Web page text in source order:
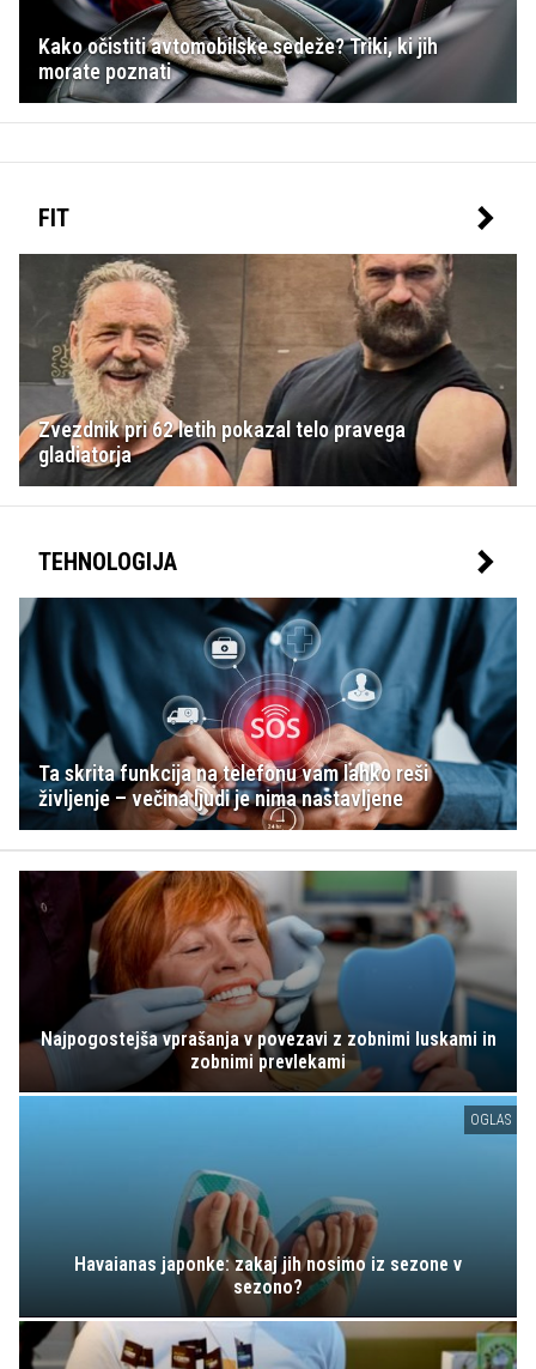
Kako očistiti avtomobilske sedeže? Triki, ki jih
morate poznati
FIT
Zvezdnik pri 62 letih pokazal telo pravega
gladiatorja
TEHNOLOGIJA
Ta skrita funkcija na telefonu vam lahko reši
življenje – večina ljudi je nima nastavljene
Najpogostejša vprašanja v povezavi z zobnimi luskami in
zobnimi prevlekami
OGLAS
Havaianas japonke: zakaj jih nosimo iz sezone v
sezono?